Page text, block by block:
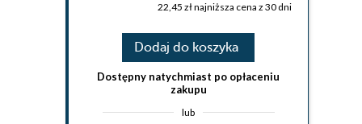
22,45 zł najniższa cena z 30 dni
Dodaj do koszyka
Dostępny natychmiast po opłaceniu
zakupu
lub